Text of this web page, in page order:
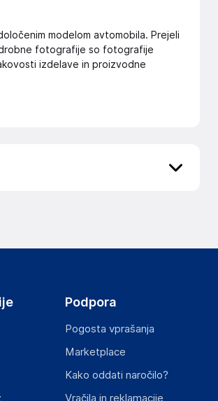
modelom avtomobila. Prejeli
fotografije so fotografije
izdelave in proizvodne
z zahtevanimi predpisi.
Podpora
Pogosta vprašanja
Marketplace
Kako oddati naročilo?
Vračila in reklamacije